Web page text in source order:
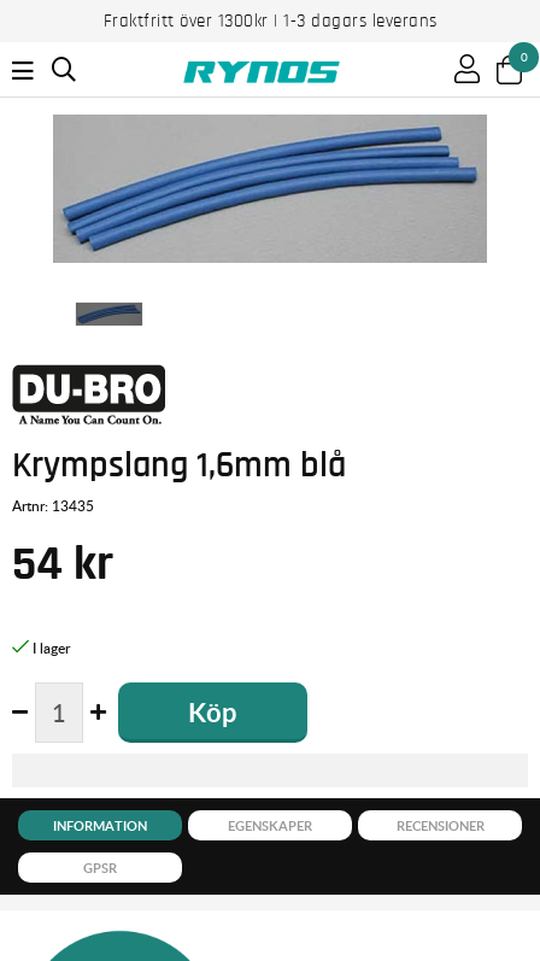
Fraktfritt över 1300kr | 1-3 dagars leverans
0
Krympslang 1,6mm blå
Artnr: 13435
54 kr
Köp
INFORMATION EGENSKAPER RECENSIONER
GPSR